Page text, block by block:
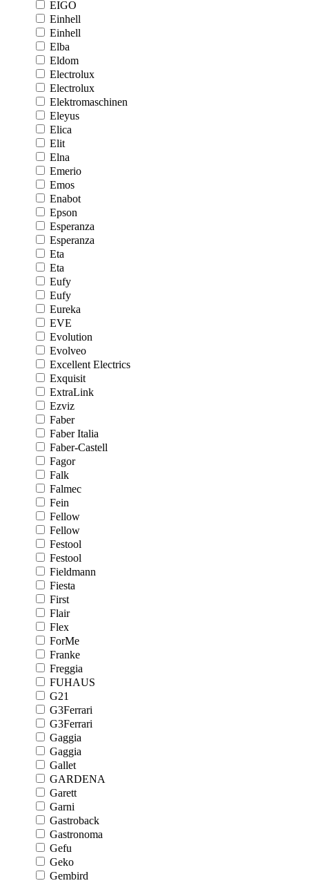
EIGO
Einhell
Einhell
Elba
Eldom
Electrolux
Electrolux
Elektromaschinen
Eleyus
Elica
Elit
Elna
Emerio
Emos
Enabot
Epson
Esperanza
Esperanza
Eta
Eta
Eufy
Eufy
Eureka
EVE
Evolution
Evolveo
Excellent Electrics
Exquisit
ExtraLink
Ezviz
Faber
Faber Italia
Faber-Castell
Fagor
Falk
Falmec
Fein
Fellow
Fellow
Festool
Festool
Fieldmann
Fiesta
First
Flair
Flex
ForMe
Franke
Freggia
FUHAUS
G21
G3Ferrari
G3Ferrari
Gaggia
Gaggia
Gallet
GARDENA
Garett
Garni
Gastroback
Gastronoma
Gefu
Geko
Gembird